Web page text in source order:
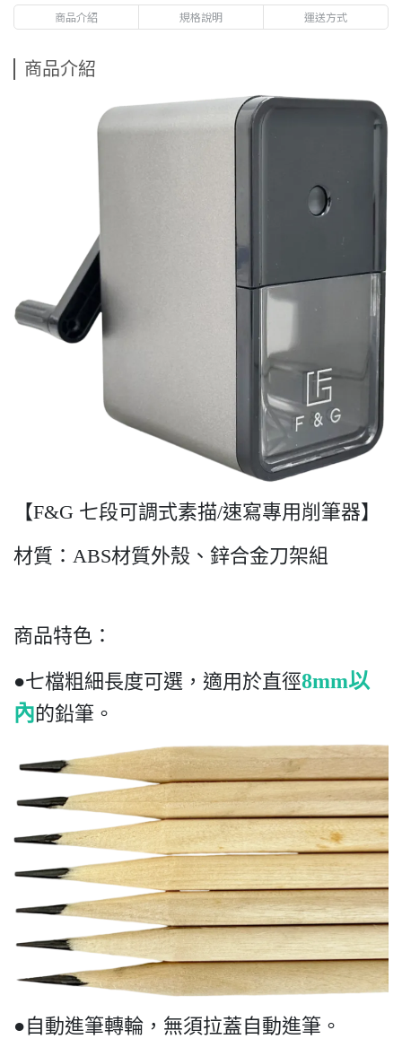
商品介紹 規格說明 運送方式
商品介紹
【F&G 七段可調式素描/速寫專用削筆器】
材質：ABS材質外殼、鋅合金刀架組
商品特色：
●七檔粗細長度可選，適用於直徑8mm以
內的鉛筆。
●自動進筆轉輪，無須拉蓋自動進筆。